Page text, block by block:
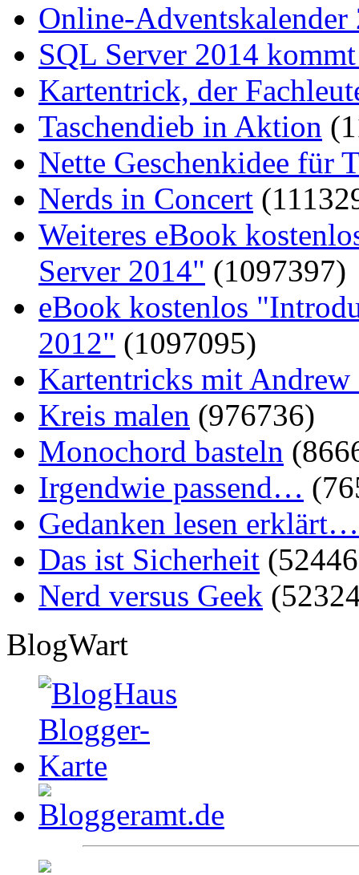
Online-Adventskalender
SQL Server 2014
Kartentrick, der
Taschendieb in Aktion
Nette Geschenkidee für
Nerds in Concert
Weiteres eBook
Server 2014" (1097397)
eBook kostenlos
2012" (1097095)
Kartentricks mit
Kreis malen (976736)
Monochord basteln
Irgendwie passend…
Gedanken lesen erklärt…
Das ist Sicherheit
Nerd versus Geek
BlogWart